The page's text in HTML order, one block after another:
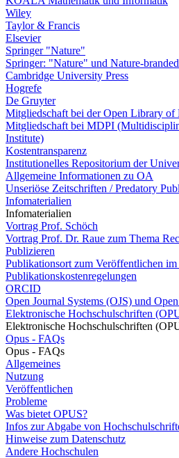
Wiley
Taylor & Francis
Elsevier
Springer "Nature"
Springer: "Nature" und Nature-
Cambridge University Press
Hogrefe
De Gruyter
Mitgliedschaft bei der Open Library
Mitgliedschaft bei MDPI
Institute)
Kostentransparenz
Institutionelles Repositorium der
Allgemeine Informationen zu OA
Unseriöse Zeitschriften / Predatory
Infomaterialien
Infomaterialien
Vortrag Prof. Schöch
Vortrag Prof. Dr. Raue zum Thema
Publizieren
Publikationsort zum Veröffentlichen
Publikationskostenregelungen
ORCID
Open Journal Systems (OJS) und
Elektronische Hochschulschriften
Elektronische Hochschulschriften
Opus - FAQs
Opus - FAQs
Allgemeines
Nutzung
Veröffentlichen
Probleme
Was bietet OPUS?
Infos zur Abgabe von
Hinweise zum Datenschutz
Andere Hochschulen